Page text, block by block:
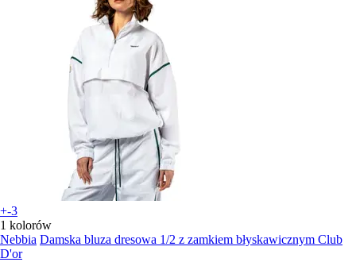
+-3
1 kolorów
Nebbia Damska bluza dresowa 1/2 z zamkiem błyskawicznym Club
D'or